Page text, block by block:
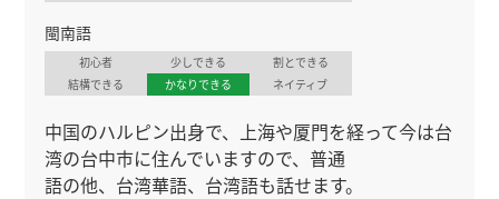
閩南語
初心者 少しできる
割とできる
結構できる
かなりできる ネイティブ
中国のハルピン出身で、上海や厦門を経って今は台
湾の台中市に住んでいますので、普通
語の他、台湾華語、台湾語も話せます。